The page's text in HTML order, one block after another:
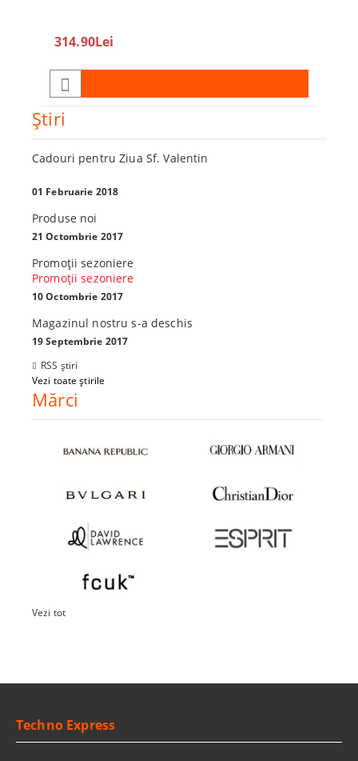
314.90Lei
Ştiri
Cadouri pentru Ziua Sf. Valentin
01 Februarie 2018
Produse noi
21 Octombrie 2017
Promoţii sezoniere
Promoţii sezoniere
10 Octombrie 2017
Magazinul nostru s-a deschis
19 Septembrie 2017
RSS știri
Vezi toate știrile
Mărci
Vezi tot
Techno Express